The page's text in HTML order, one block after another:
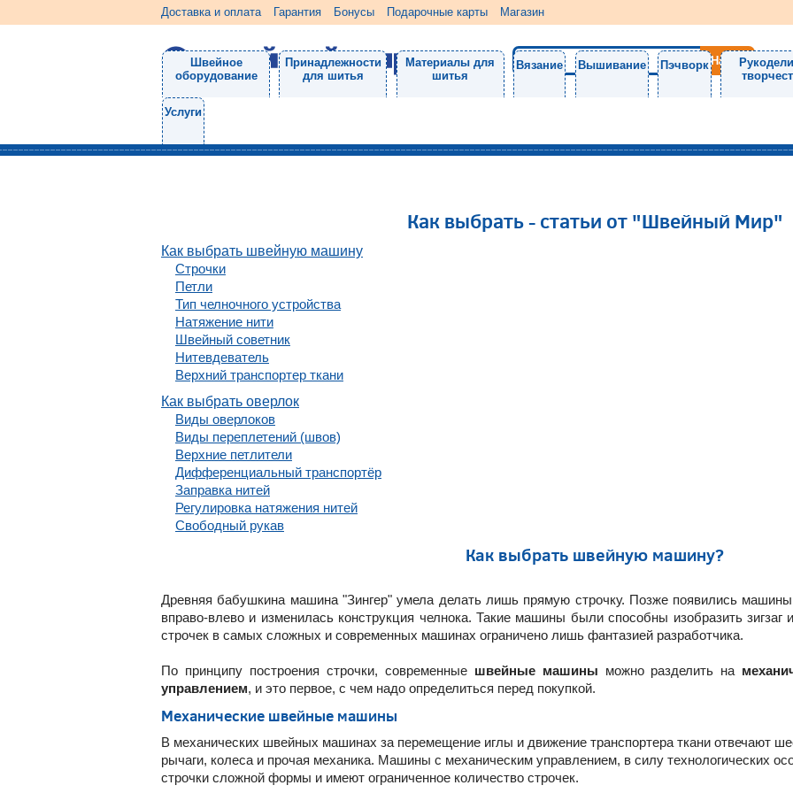
Доставка и оплата Гарантия Бонусы Подарочные карты Магазин
Швейное
оборудование
Принадлежности
для шитья
Материалы для
шитья
Вязание Вышивание Пэчворк
Услуги
Как выбрать - статьи от "Швейный Мир"
Как выбрать швейную машину
Строчки
Петли
Тип челночного устройства
Натяжение нити
Швейный советник
Нитевдеватель
Верхний транспортер ткани
Как выбрать оверлок
Виды оверлоков
Виды переплетений (швов)
Верхние петлители
Дифференциальный транспортёр
Заправка нитей
Регулировка натяжения нитей
Свободный рукав
Как выбрать швейную машину?
Древняя бабушкина машина "Зингер" умела делать лишь прямую строчку. Позже появились
вправо-влево и изменилась конструкция челнока. Такие машины были способны изобразить
строчек в самых сложных и современных машинах ограничено лишь фантазией разработчика.
По принципу построения строчки, современные швейные машины можно разделить на
управлением, и это первое, с чем надо определиться перед покупкой.
Механические швейные машины
В механических швейных машинах за перемещение иглы и движение транспортера ткани отвечают
рычаги, колеса и прочая механика. Машины с механическим управлением, в силу технологических
строчки сложной формы и имеют ограниченное количество строчек.